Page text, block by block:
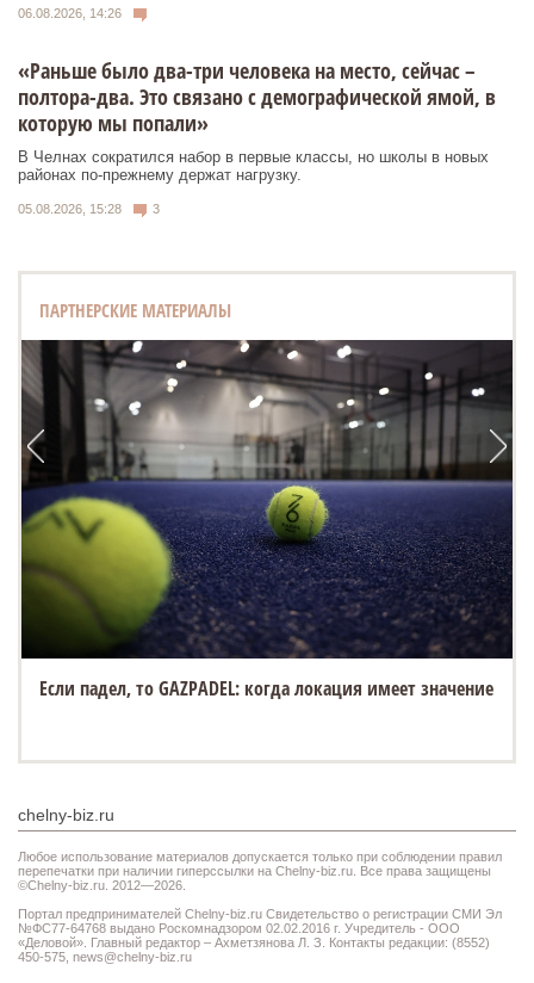
06.08.2026, 14:26
«Раньше было два-три человека на место, сейчас –
полтора-два. Это связано с демографической ямой, в
которую мы попали»
В Челнах сократился набор в первые классы, но школы в новых
районах по-прежнему держат нагрузку.
05.08.2026, 15:28 3
ПАРТНЕРСКИЕ МАТЕРИАЛЫ
Если падел, то GAZPADEL: когда локация имеет значение
chelny-biz.ru
Любое использование материалов допускается только при соблюдении правил
перепечатки при наличии гиперссылки на Chelny-biz.ru. Все права защищены
©Chelny-biz.ru. 2012—2026.
Портал предпринимателей Chelny-biz.ru Свидетельство о регистрации СМИ Эл
№ФС77-64768 выдано Роскомнадзором 02.02.2016 г. Учредитель - ООО
«Деловой». Главный редактор – Ахметзянова Л. З. Контакты редакции: (8552)
450-575, news@chelny-biz.ru